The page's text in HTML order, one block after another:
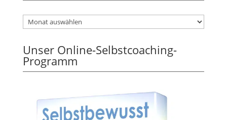
Unser Online-Selbstcoaching-
Programm